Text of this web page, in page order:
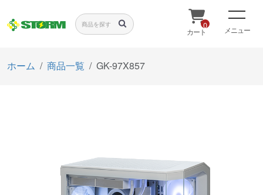
0
カート メニュー
ホーム 商品一覧 GK-97X857